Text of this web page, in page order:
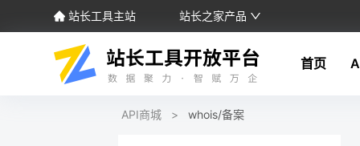
站长工具主站 站长之家产品
首页
API商城 > whois/备案